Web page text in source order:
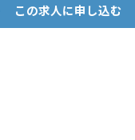
この求人に申し込む